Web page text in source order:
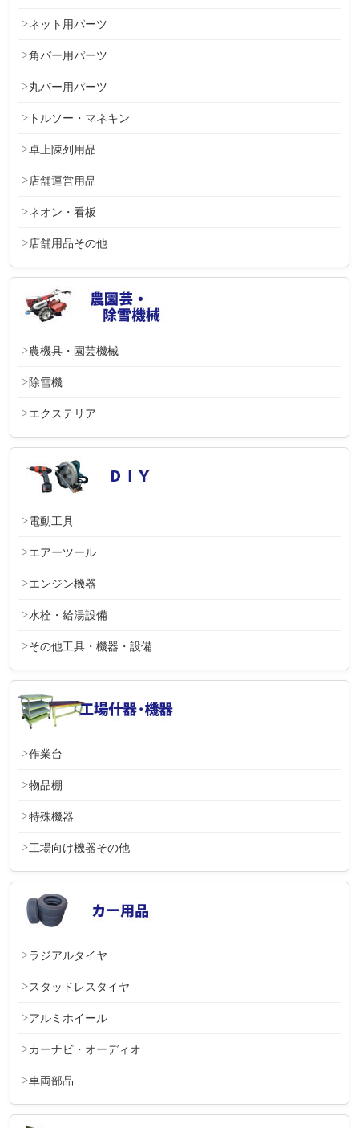
ネット用パーツ
角バー用パーツ
丸バー用パーツ
トルソー・マネキン
卓上陳列用品
店舗運営用品
ネオン・看板
店舗用品その他
農機具・園芸機械
除雪機
エクステリア
電動工具
エアーツール
エンジン機器
水栓・給湯設備
その他工具・機器・設備
作業台
物品棚
特殊機器
工場向け機器その他
ラジアルタイヤ
スタッドレスタイヤ
アルミホイール
カーナビ・オーディオ
車両部品